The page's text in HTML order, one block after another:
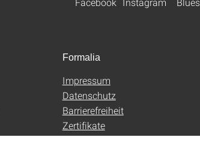
Formalia
Impressum
Datenschutz
Barrierefreiheit
Zertifikate